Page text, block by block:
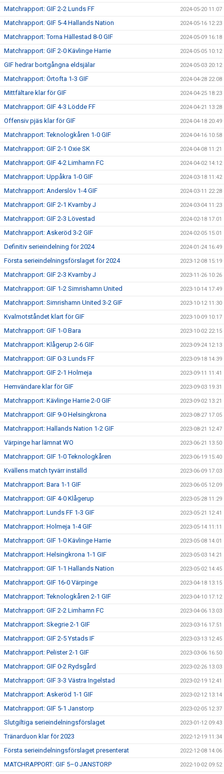
Matchrapport: GIF 2-2 Lunds FF 2024-05-20 11:07
Matchrapport: GIF 5-4 Hallands Nation 2024-05-16 12:23
Matchrapport: Torna Hällestad 8-0 GIF 2024-05-09 16:18
Matchrapport: GIF 2-0 Kävlinge Harrie 2024-05-05 10:12
GIF hedrar bortgångna eldsjälar 2024-05-03 20:12
Matchrapport: Örtofta 1-3 GIF 2024-04-28 22:08
Mittfältare klar för GIF 2024-04-25 18:23
Matchrapport: GIF 4-3 Lödde FF 2024-04-21 13:28
Offensiv pjäs klar för GIF 2024-04-18 20:49
Matchrapport: Teknologkåren 1-0 GIF 2024-04-16 10:58
Matchrapport: GIF 2-1 Oxie SK 2024-04-08 11:21
Matchrapport: GIF 4-2 Limhamn FC 2024-04-02 14:12
Matchrapport: Uppåkra 1-0 GIF 2024-03-18 11:42
Matchrapport: Anderslöv 1-4 GIF 2024-03-11 22:28
Matchrapport: GIF 2-1 Kvarnby J 2024-03-04 11:23
Matchrapport: GIF 2-3 Lövestad 2024-02-18 17:01
Matchrapport: Askeröd 3-2 GIF 2024-02-05 15:01
Definitiv serieindelning för 2024 2024-01-24 16:49
Första serieindelningsförslaget för 2024 2023-12-08 15:19
Matchrapport: GIF 2-3 Kvarnby J 2023-11-26 10:26
Matchrapport: GIF 1-2 Simrishamn United 2023-10-14 17:49
Matchrapport: Simrishamn United 3-2 GIF 2023-10-12 11:30
Kvalmotståndet klart för GIF 2023-10-09 10:17
Matchrapport: GIF 1-0 Bara 2023-10-02 22:15
Matchrapport: Klågerup 2-6 GIF 2023-09-24 12:13
Matchrapport: GIF 0-3 Lunds FF 2023-09-18 14:39
Matchrapport: GIF 2-1 Holmeja 2023-09-11 11:41
Hemvändare klar för GIF 2023-09-03 19:31
Matchrapport: Kävlinge Harrie 2-0 GIF 2023-09-02 13:21
Matchrapport: GIF 9-0 Helsingkrona 2023-08-27 17:05
Matchrapport: Hallands Nation 1-2 GIF 2023-08-21 12:47
Värpinge har lämnat WO 2023-06-21 13:50
Matchrapport: GIF 1-0 Teknologkåren 2023-06-19 15:40
Kvällens match tyvärr inställd 2023-06-09 17:03
Matchrapport: Bara 1-1 GIF 2023-06-05 12:09
Matchrapport: GIF 4-0 Klågerup 2023-05-28 11:29
Matchrapport: Lunds FF 1-3 GIF 2023-05-21 12:41
Matchrapport: Holmeja 1-4 GIF 2023-05-14 11:11
Matchrapport: GIF 1-0 Kävlinge Harrie 2023-05-08 14:01
Matchrapport: Helsingkrona 1-1 GIF 2023-05-03 14:21
Matchrapport: GIF 1-1 Hallands Nation 2023-05-02 14:45
Matchrapport: GIF 16-0 Värpinge 2023-04-18 13:15
Matchrapport: Teknologkåren 2-1 GIF 2023-04-10 17:12
Matchrapport: GIF 2-2 Limhamn FC 2023-04-06 13:03
Matchrapport: Skegrie 2-1 GIF 2023-03-16 17:51
Matchrapport: GIF 2-5 Ystads IF 2023-03-13 12:45
Matchrapport: Pelister 2-1 GIF 2023-03-06 16:50
Matchrapport: GIF 0-2 Rydsgård 2023-02-26 13:03
Matchrapport: GIF 3-3 Västra Ingelstad 2023-02-19 12:41
Matchrapport: Askeröd 1-1 GIF 2023-02-12 13:14
Matchrapport: GIF 5-1 Janstorp 2023-02-05 12:37
Slutgiltiga serieindelningsförslaget 2023-01-12 09:43
Tränarduon klar för 2023 2022-12-19 11:34
Första serieindelningsförslaget presenterat 2022-12-08 14:06
MATCHRAPPORT: GIF 5–0 JANSTORP 2022-10-02 09:52